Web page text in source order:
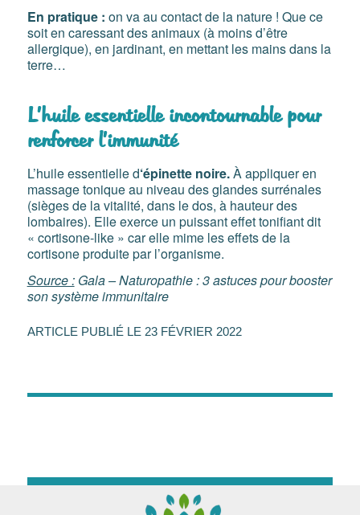
En pratique : on va au contact de la nature ! Que ce
soit en caressant des animaux (à moins d’être
allergique), en jardinant, en mettant les mains dans la
terre…
L’huile essentielle incontournable pour
renforcer l’immunité
L’huile essentielle d‘épinette noire.À appliquer en
massage tonique au niveau des glandes surrénales
(sièges de la vitalité, dans le dos, à hauteur des
lombaires). Elle exerce un puissant effet tonifiant dit
« cortisone-like » car elle mime les effets de la
cortisone produite par l’organisme.
Source : Gala – Naturopathie : 3 astuces pour booster
son système immunitaire
23 FÉVRIER 2022